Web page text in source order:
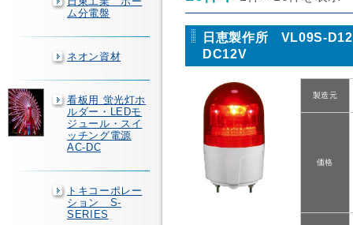
ム分電盤
ネオン資材
看板用 蛍光灯ホ
ルダー・LEDモ
ジュール・スイ
ッチング電源
AC-DC
トキコーポレー
ション S-
SERIES
日恵製作所 VL09S-
DC12V
製造元
価格